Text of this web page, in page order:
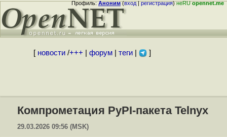
Профиль:Аноним(вход|регистрация)неRUopennet.me
[ новости/+++ форум| теги| ]
Компрометация PyPI-пакета Telnyx
29.03.2026 09:56 (MSK)